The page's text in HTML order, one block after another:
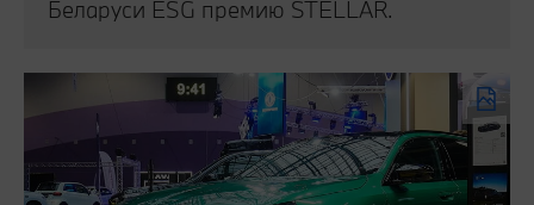
Беларуси ESG премию STELLAR.